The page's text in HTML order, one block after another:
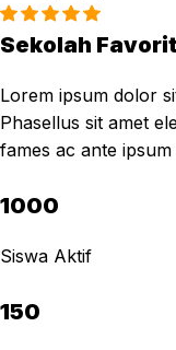
Sekolah
Lorem ipsum dolor
Phasellus sit amet
fames ac ante
1000
Siswa Aktif
150